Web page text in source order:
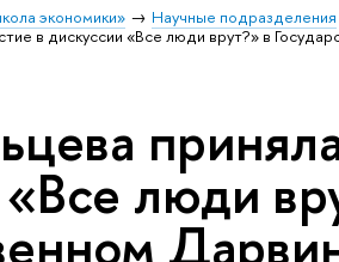
экономики» Научные подразделения
в дискуссии «Все люди врут?» в
люди